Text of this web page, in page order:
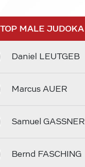
TOP MALE JUDOKA
Daniel LEUTGEB
Marcus AUER
Samuel GASSNER
Bernd FASCHING